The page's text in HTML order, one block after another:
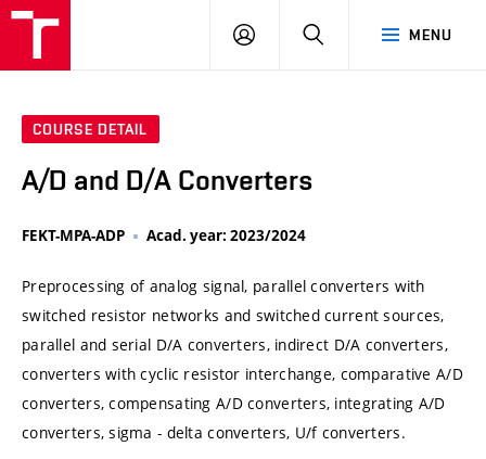
MENU
LOG
SEARCH
COURSE DETAIL
A/D and D/A Converters
FEKT-MPA-ADP Acad. year: 2023/2024
Preprocessing of analog signal, parallel converters with
switched resistor networks and switched current sources,
parallel and serial D/A converters, indirect D/A converters,
converters with cyclic resistor interchange, comparative A/D
converters, compensating A/D converters, integrating A/D
converters, sigma - delta converters, U/f converters.